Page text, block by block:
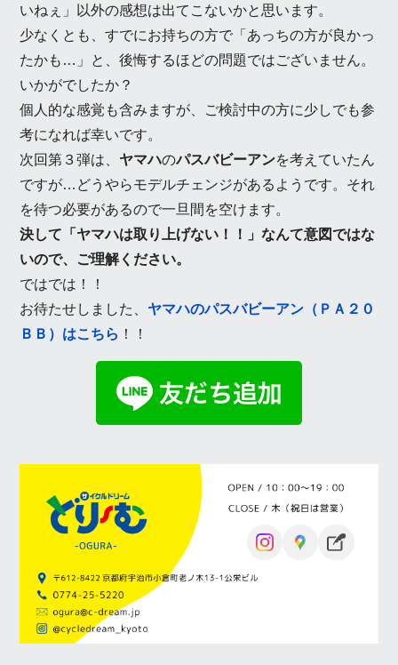
いねぇ」以外の感想は出てこないかと思います。
少なくとも、すでにお持ちの方で「あっちの方が良かっ
たかも…」と、後悔するほどの問題ではございません。
いかがでしたか？
個人的な感覚も含みますが、ご検討中の方に少しでも参
考になれば幸いです。
次回第３弾は、 ヤマハのパスバビーアンを考えていたん
ですが…どうやらモデルチェンジがあるようです。それ
を待つ必要があるので一旦間を空けます。
決して「ヤマハは取り上げない！！」なんて意図ではな
いので、ご理解ください。
ではでは！！
お待たせしました、 ヤマハのパスバビーアン（ＰＡ２０
ＢＢ）はこちら ！！